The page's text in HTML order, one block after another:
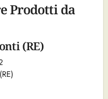
Prodotti da
(RE)